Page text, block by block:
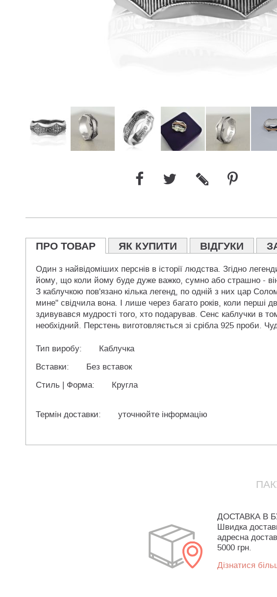
ПРО ТОВАР ЯК КУПИТИ ВІДГУКИ
Один з найвідоміших перснів в історії людства. Згідно
йому, що коли йому буде дуже важко, сумно або страшно -
З каблучкою пов'язано кілька легенд, по одній з них цар
мине" свідчила вона. І лише через багато років, коли перші
здивувався мудрості того, хто подарував. Сенс каблучки в
необхідний. Перстень виготовляється зі срібла 925 проби.
Тип виробу: Каблучка
Вставки:
Без вставок
Стиль | Форма:
Кругла
Термін доставки:
уточнюйте інформацію
ДОСТАВКА В
Швидка
адресна
5000 грн.
Дізнатися